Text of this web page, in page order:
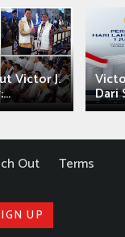
Victor J.
Dari
Out
Terms